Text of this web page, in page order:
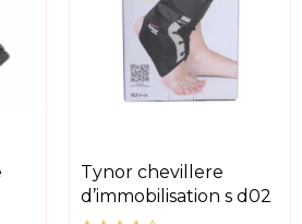
tynor chevillere
d’immobilisation s d02